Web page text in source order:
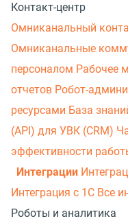
Контакт-центр
Омниканальный
Омниканальные
персоналом Рабочее
отчетов Робот-
ресурсами База
(API) для УВК (CRM)
эффективности
Интеграции
Интеграция с 1С Все
Роботы и аналитика